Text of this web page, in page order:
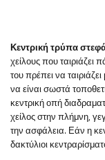
Κεντρική τρύπα
χείλους που
του πρέπει να
να είναι σωστά
κεντρική οπή
χείλος στην πλήμνη,
την ασφάλεια. Εάν η
δακτύλιοι